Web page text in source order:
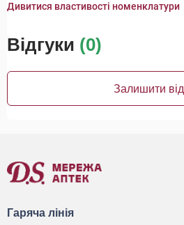
Дивитися властивості номенклатури
Відгуки (0)
Залишити
Гаряча лінія